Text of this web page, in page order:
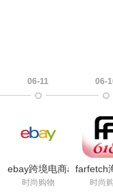
06-11
ebay跨境电商app官方
时尚购物
06-
farfetch
时尚